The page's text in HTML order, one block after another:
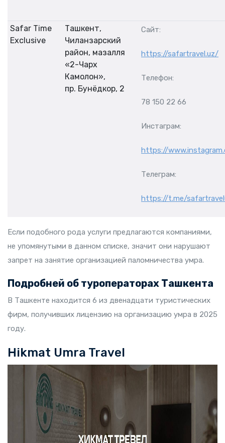
Safar Time
Exclusive
Ташкент,
Чиланзарский
район, мазалля
«2-Чарх
Камолон»,
пр. Бунёдкор, 2
Сайт:
https://safartravel.uz/
Телефон:
78 150 22 66
Инстаграм:
https://
Телеграм:
https://t.me/
Если подобного рода услуги предлагаются компаниями,
не упомянутыми в данном списке, значит они нарушают
запрет на занятие организацией паломничества умра.
Подробней об туроператорах Ташкента
В Ташкенте находится 6 из двенадцати туристических
фирм, получивших лицензию на организацию умра в 2025
году.
Hikmat Umra Travel